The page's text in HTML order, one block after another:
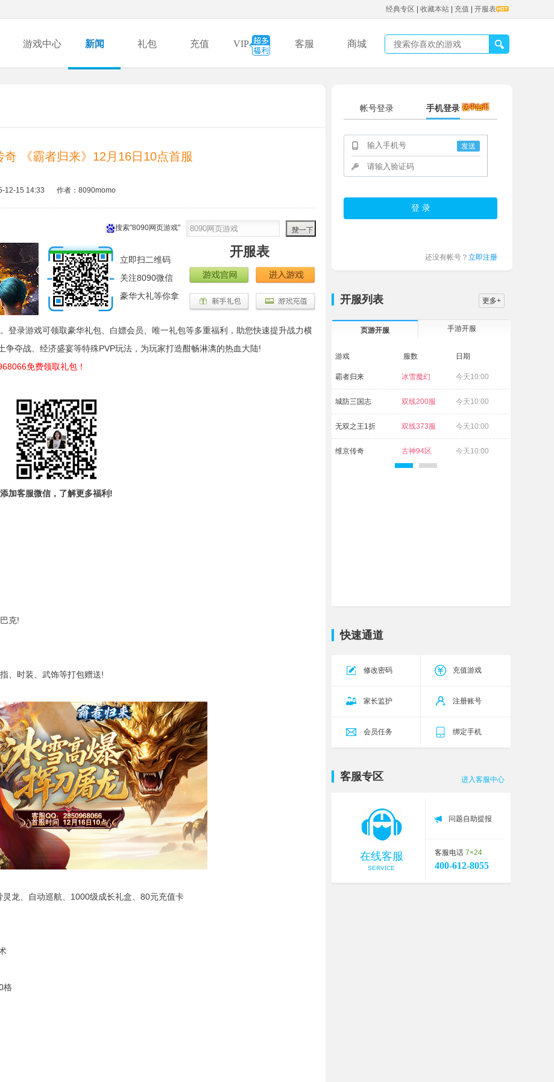
经典专区 收藏本站 充值 开服表
游戏中心 新闻 礼包 充值 VIP 客服 商城
奇 《霸者归来》12月16日10点首服
12-15 14:33 作者：8090momo
搜索"8090网页游戏"
立即扫二维码
关注8090微信
豪华大礼等你拿
开服表
录游戏可领取豪华礼包、白嫖会员、唯一礼包等多重福利，助您快速提升战力横
夺战、经济盛宴等特殊PVP玩法，为玩家打造酣畅淋漓的热血大陆!
免费领取礼包！
添加客服微信，了解更多福利!
克!
时装、武饰等打包赠送!
龙、自动巡航、1000级成长礼盒、80元充值卡
格
帐号登录 手机登录
发送
还没有帐号？ 立即注册
开服列表 更多+
页游开服 手游开服
游戏 服数 日期
霸者归来 冰雪魔幻
29区
今天10:00
城防三国志 双线200服 今天10:00
无双之王1折 双线373服 今天10:00
维京传奇 古神94区 今天10:00
天外飞仙2 飞仙135服 今天9:00
快速通道
修改密码 充值游戏
家长监护 注册账号
会员任务 绑定手机
进入客服中心
客服专区
在线客服
SERVICE
问题自助提报
客服电话 7×24
400-612-8055